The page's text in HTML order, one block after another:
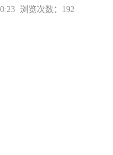
浏览次数： 192